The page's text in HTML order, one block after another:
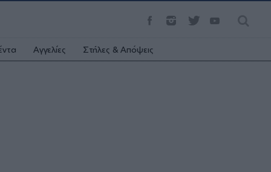
Αγγελίες Στήλες & Απόψεις